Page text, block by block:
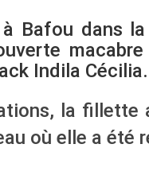
Bafou dans
Indila Cécilia.
la fillette
où elle a été